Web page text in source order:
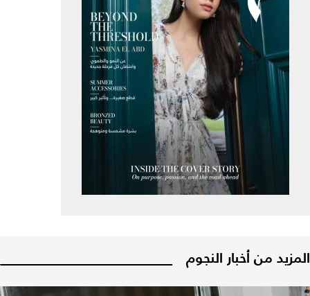
المزيد من أخبار النجوم